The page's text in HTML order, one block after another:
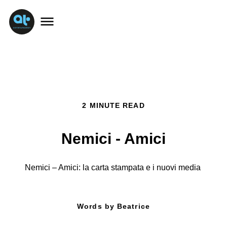
2 MINUTE READ
Nemici - Amici
Nemici – Amici: la carta stampata e i nuovi media
Words by Beatrice